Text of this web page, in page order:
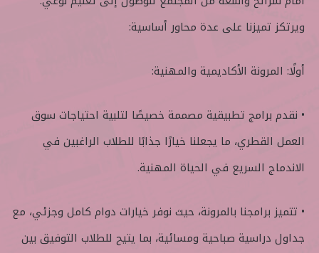
ويرتكز تميزنا على عدة محاور أساسية:
أولًا: المرونة الأكاديمية والمهنية:
• نقدم برامج تطبيقية مصممة خصيصًا لتلبية احتياجات سوق
العمل القطري، ما يجعلنا خيارًا جذابًا للطلاب الراغبين في
الاندماج السريع في الحياة المهنية.
• تتميز برامجنا بالمرونة، حيث نوفر خيارات دوام كامل وجزئي، مع
جداول دراسية صباحية ومسائية، بما يتيح للطلاب التوفيق بين